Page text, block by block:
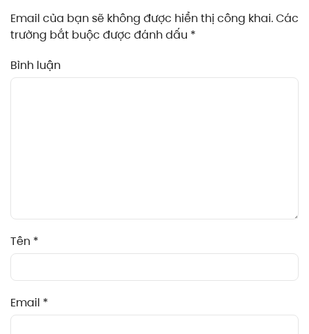
Email của bạn sẽ không được hiển thị công khai. Các
trường bắt buộc được đánh dấu *
Bình luận
Tên *
Email *